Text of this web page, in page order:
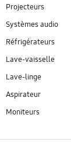
Projecteurs
Systèmes audio
Réfrigérateurs
Lave-vaisselle
Lave-linge
Aspirateur
Moniteurs